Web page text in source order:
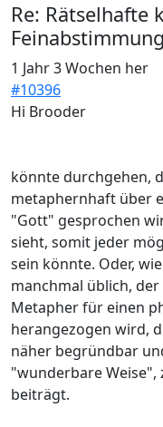
Re: Rätselhafte
Feinabstimmung
1 Jahr 3 Wochen her
#10396
Hi Brooder
könnte durchgehen,
metaphernhaft über
"Gott" gesprochen
sieht, somit jeder
sein könnte. Oder,
manchmal üblich,
Metapher für einen
herangezogen wird,
näher begründbar
"wunderbare Weise",
beiträgt.